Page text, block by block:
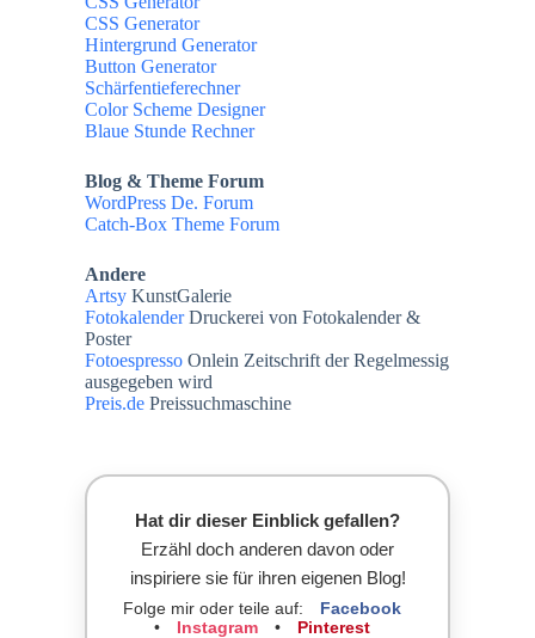
CSS Generator
Hintergrund Generator
Button Generator
Schärfentieferechner
Color Scheme Designer
Blaue Stunde Rechner
Blog & Theme Forum
WordPress De. Forum
Catch-Box Theme Forum
Andere
Artsy KunstGalerie
FotokalenderDruckerei von Fotokalender &
Poster
Fotoespresso Onlein Zeitschrift der Regelmessig
ausgegeben wird
Preis.de Preissuchmaschine
Hat dir dieser Einblick gefallen?
Erzähl doch anderen davon oder
inspiriere sie für ihren eigenen Blog!
Folge mir oder teile auf:
Facebook
•
Instagram • Pinterest